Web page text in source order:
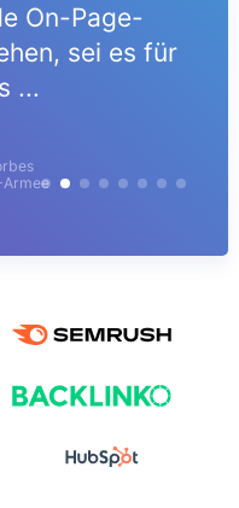
On-Page-
sei es für
...
Armee